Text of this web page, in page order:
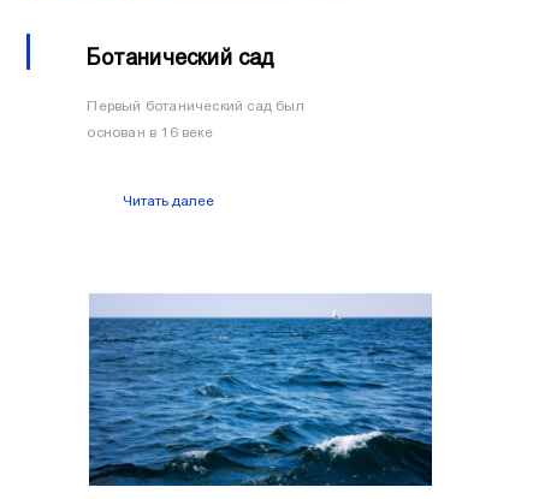
Ботанический сад
Первый ботанический сад был
основан в 16 веке
Читать далее